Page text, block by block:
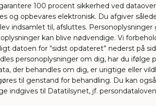
100 procent sikkerhed ved
og opbevares elektronisk. Du afgiver
indsamlet til, afsluttes.
kan blive nødvendige. Vi
datoen for “sidst opdateret” nederst
personoplysninger om dig, har du
der behandles om dig, er urigtige eller
til genstand for behandling. Du kan
indgives til Datatilsynet, jf.